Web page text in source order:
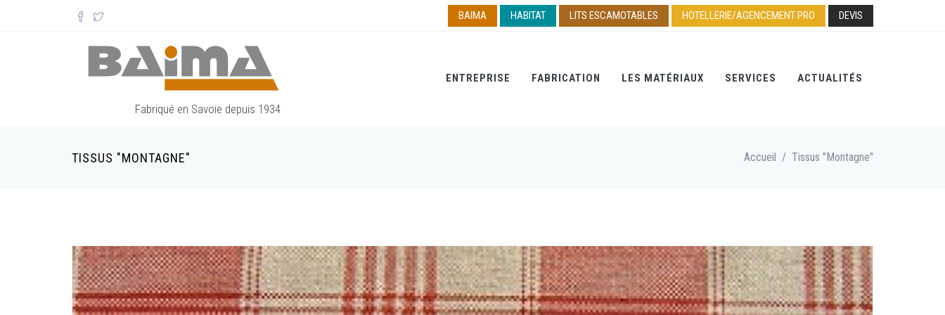
Aller au contenu principal BAIMA HABITAT LITS ESCAMOTABLES HOTELLERIE/AGENCEMENT PRO DEVIS
Fabriqué en Savoie depuis 1934
ENTREPRISE FABRICATION LES MATÉRIAUX SERVICES ACTUALITÉS
TISSUS "MONTAGNE" Accueil / Tissus "Montagne"